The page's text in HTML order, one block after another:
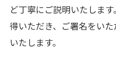
ど丁寧にご説明いたしま
得いただき、ご署名をい
いたします。